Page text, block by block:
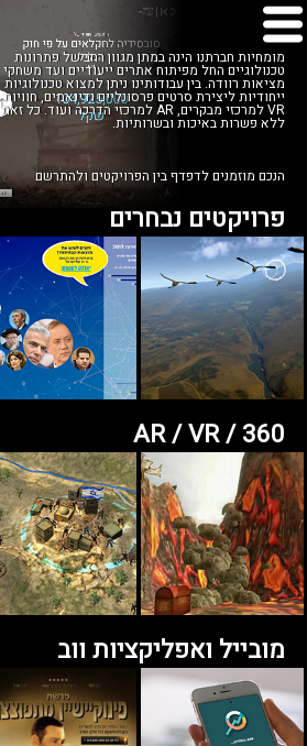
מומחיות חברתנו הינה במתן מגוון רחב של פתרונות
טכנולוגיים החל מפיתוח אתרים ייעודיים ועד משחקי
מציאות רוודה. בין עבודותינו ניתן למצוא טכנולוגיות
ייחודיות ליצירת סרטים פרסונליים ודינאמים, חוויות
VR למרכזי מבקרים, AR למרכזי הדרכה ועוד. כל זאת
ללא פשרות באיכות ובשרותיות.
הנכם מוזמנים לדפדף בין הפרויקטים ולהתרשם
פרויקטים נבחרים
AR / VR / 360
מובייל ואפליקציות ווב